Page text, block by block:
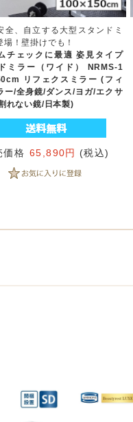
全、自立する大型スタンドミ
場！壁掛けでも！
チェックに最適 姿見タイプ
ミラー（ワイド） NRMS-1
リフェクスミラー (フィ
ー/全身鏡/ダンス/ヨガ/エクサ
れない鏡/日本製)
価格 65,890円 (税込)